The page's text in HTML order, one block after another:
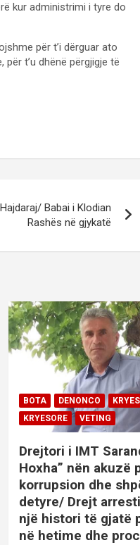
kur administrimi i tyre do
për t’i dërguar ato
t’u dhënë përgjigje të
Babai i Klodian
Rashës në gjykatë
BOTA DENONCO
KRYESORE
VETING
Drejtori i IMT
Hoxha” nën akuzë
korrupsion dhe
detyre/ Drejt
një histori të gjatë
në hetime dhe